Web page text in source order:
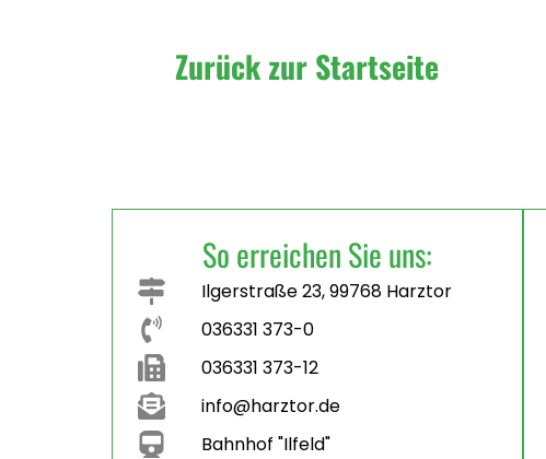
Zurück zur Startseite
So erreichen Sie uns:
Ilgerstraße 23, 99768 Harztor
036331 373-0
036331 373-12
info@harztor.de
Bahnhof "Ilfeld"